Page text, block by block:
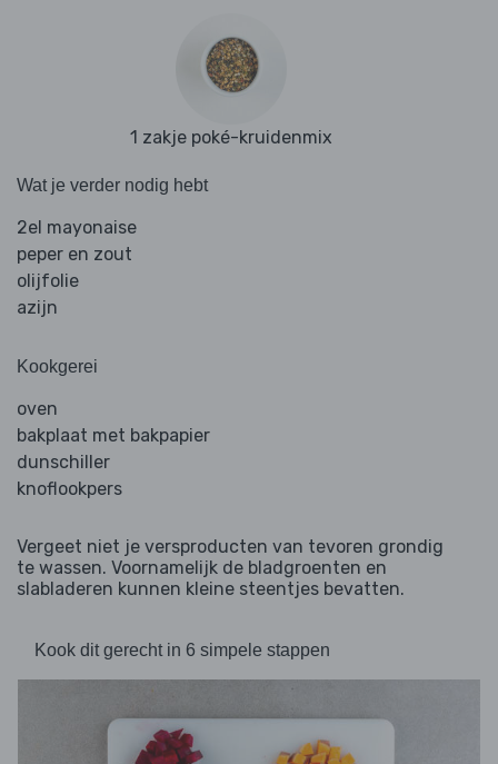
1 zakje poké-kruidenmix
Wat je verder nodig hebt
2el mayonaise
peper en zout
olijfolie
azijn
Kookgerei
oven
bakplaat met bakpapier
dunschiller
knoflookpers
Vergeet niet je versproducten van tevoren grondig
te wassen. Voornamelijk de bladgroenten en
slabladeren kunnen kleine steentjes bevatten.
Kook dit gerecht in 6 simpele stappen